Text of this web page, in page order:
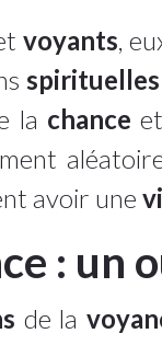
voyants ,
spirituelles
la chance
avoir une
: un
de la